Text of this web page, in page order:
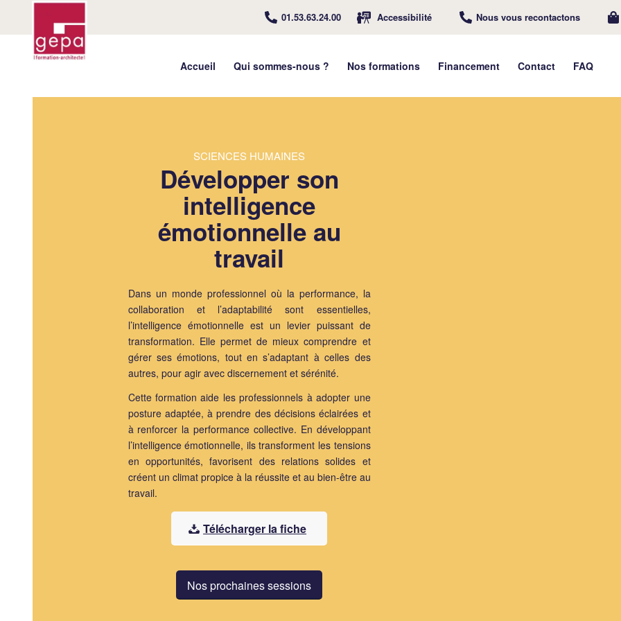
01.53.63.24.00 Accessibilité Nous vous recontactons
Accueil Qui sommes-nous ? Nos formations Financement Contact FAQ
SCIENCES HUMAINES
Développer son
intelligence
émotionnelle au
travail
Dans un monde professionnel où la performance, la
collaboration et l’adaptabilité sont essentielles,
l’intelligence émotionnelle est un levier puissant de
transformation. Elle permet de mieux comprendre et
gérer ses émotions, tout en s’adaptant à celles des
autres, pour agir avec discernement et sérénité.
Cette formation aide les professionnels à adopter une
posture adaptée, à prendre des décisions éclairées et
à renforcer la performance collective. En développant
l’intelligence émotionnelle, ils transforment les tensions
en opportunités, favorisent des relations solides et
créent un climat propice à la réussite et au bien-être au
travail.
Télécharger la fiche
Nos prochaines sessions